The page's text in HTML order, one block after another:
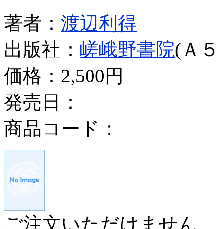
著者： 渡辺利得
出版社： 嵯峨野書院(Ａ
価格： 2,500円
発売日：
商品コード：
ご注文いただけません